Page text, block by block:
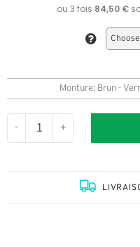
Monture: Brun -
- +